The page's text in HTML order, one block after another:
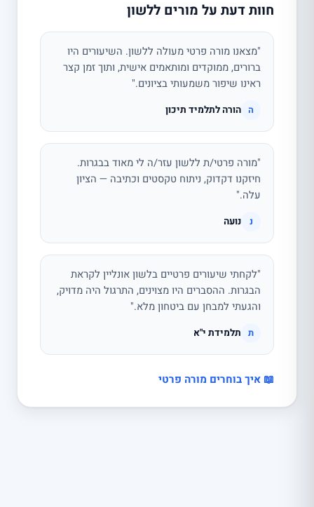
חוות דעת על מורים ללשון
"מצאנו מורה פרטי מעולה ללשון. השיעורים היו
ברורים, ממוקדים ומותאמים אישית, ותוך זמן קצר
ראינו שיפור משמעותי בציונים."
ה הורה לתלמיד תיכון
"מורה פרטי/ת ללשון עזר/ה לי מאוד בבגרות.
חיזקנו דקדוק, ניתוח טקסטים וכתיבה — הציון
עלה."
נ נועה
"לקחתי שיעורים פרטיים בלשון אונליין לקראת
הבגרות. ההסברים היו מצוינים, התרגול היה מדויק,
והגעתי למבחן עם ביטחון מלא."
ת תלמידת י"א
📖 איך בוחרים מורה פרטי